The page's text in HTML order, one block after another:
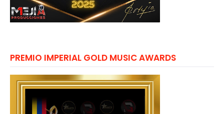
PREMIO IMPERIAL GOLD MUSIC AWARDS